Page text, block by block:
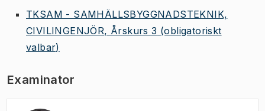
TKSAM - SAMHÄLLSBYGGNADSTEKNIK,
CIVILINGENJÖR, Årskurs 3 (obligatoriskt
valbar)
Examinator